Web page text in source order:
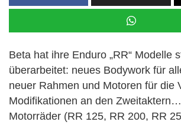
Beta hat ihre Enduro „RR“ Modelle
überarbeitet: neues Bodywork für
neuer Rahmen und Motoren für die
Modifikationen an den
Motorräder (RR 125, RR 200, RR